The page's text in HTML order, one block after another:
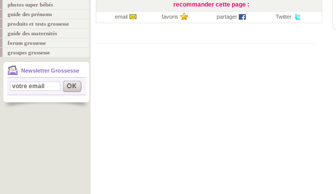
photos super bébés
guide des prénoms
produits et tests grossesse
guide des maternités
forum grossesse
groupes grossesse
Newsletter Grossesse
recommander cette page :
email favoris partager Twitter